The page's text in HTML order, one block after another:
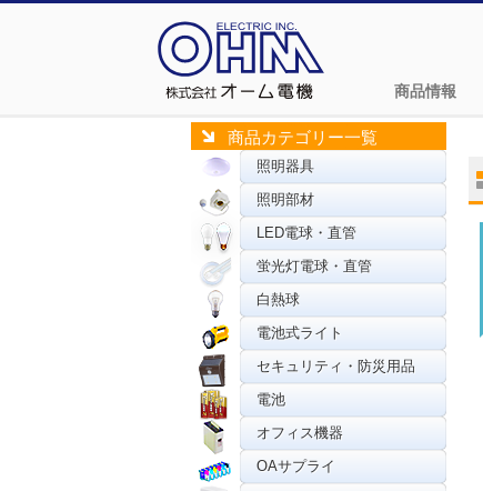
商品情報
商品カテゴリー一覧
照明器具
照明部材
LED電球・直管
蛍光灯電球・直管
白熱球
電池式ライト
セキュリティ・防災用品
電池
オフィス機器
OAサプライ